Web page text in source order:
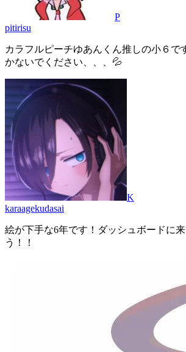
P
pitirisu
カラフルピーチゆあんくん推しの小６
かないでください、、、💦
K
karaagekudasai
絵が下手な6年です！ダッシュボードに
う！！